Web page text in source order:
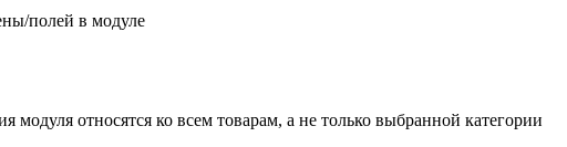
полей в модуле
относятся ко всем товарам, а не только выбранной категории